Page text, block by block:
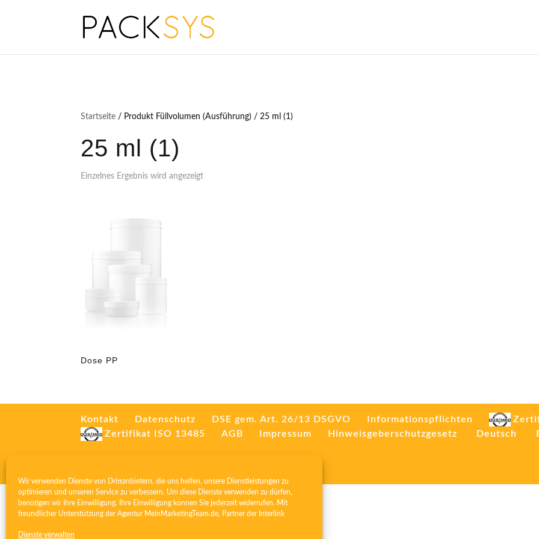
Wir verwenden Dienste von Drittanbietern, die uns helfen, unsere Dienstleistungen zu
optimieren und unseren Service zu verbessern. Um diese Dienste verwenden zu dürfen,
benötigen wir Ihre Einwilligung. Ihre Einwilligung können Sie jederzeit widerrufen. Mit
freundlicher Unterstützung der Agentur MeinMarketingTeam.de, Partner der Interlink
Dienste verwalten
Startseite / Produkt Füllvolumen (Ausführung) / 25 ml (1)
25 ml (1)
Einzelnes Ergebnis wird angezeigt
Dose PP
Kontakt Datenschutz DSE gem. Art. 26/13 DSGVO Informationspflichten
Zertifikat ISO 13485
AGB Impressum Hinweisgeberschutzgesetz Deutsch